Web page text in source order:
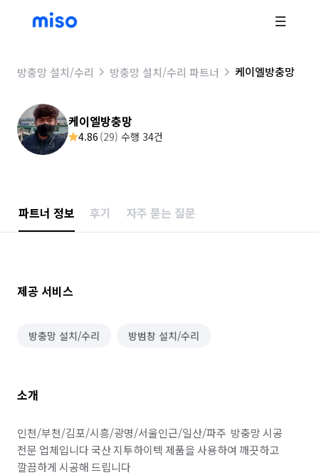
방충망 설치/수리 방충망 설치/수리 파트너 케이엘방충망
케이엘방충망
4.86 (29) 수행 34건
파트너 정보 후기 자주 묻는 질문
제공 서비스
방충망 설치/수리 방범창 설치/수리
소개
인천/부천/김포/시흥/광명/서울인근/일산/파주  방충망 시공
전문 업체입니다 국산 지투하이텍 제품을 사용하여 깨끗하고
깔끔하게 시공해 드립니다